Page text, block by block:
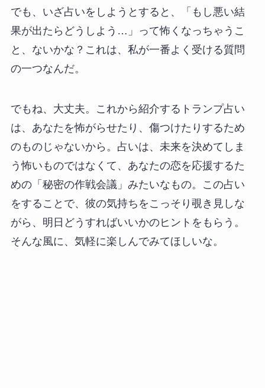
でも、いざ占いをしようとすると、「もし悪い結
果が出たらどうしよう…」って怖くなっちゃうこ
と、ないかな？これは、私が一番よく受ける質問
の一つなんだ。
でもね、大丈夫。これから紹介するトランプ占い
は、あなたを怖がらせたり、傷つけたりするため
のものじゃないから。占いは、未来を決めてしま
う怖いものではなくて、あなたの恋を応援するた
めの「秘密の作戦会議」みたいなもの。この占い
をすることで、彼の気持ちをこっそり覗き見しな
がら、明日どうすればいいかのヒントをもらう。
そんな風に、気軽に楽しんでみてほしいな。